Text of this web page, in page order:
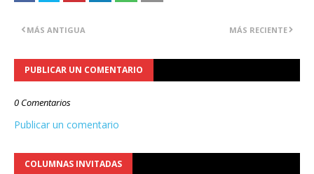
MÁS RECIENTE
MÁS ANTIGUA
PUBLICAR UN COMENTARIO
0 Comentarios
Publicar un comentario
COLUMNAS INVITADAS